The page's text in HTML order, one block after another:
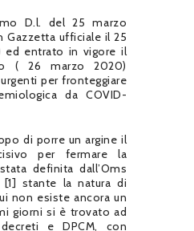
D.l. del 25 marzo
Gazzetta ufficiale il 25
ed entrato in vigore il
( 26 marzo 2020)
per fronteggiare
da COVID-
di porre un argine il
per fermare la
definita dall’Oms
[1] stante la natura di
non esiste ancora un
giorni si è trovato ad
e DPCM, con